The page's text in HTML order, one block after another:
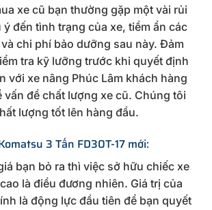
xe cũ bạn thường gặp một vài rủi
ý đến tình trạng của xe, tiềm ẩn các
chi phí bảo dưỡng sau này. Đảm
tra kỹ lưỡng trước khi quyết định
với xe nâng Phúc Lâm khách hàng
vấn đề chất lượng xe cũ. Chúng tôi
lượng tốt lên hàng đầu.
3 Tấn FD30T-17 mới:
bạn bỏ ra thì việc sở hữu chiếc xe
là điều đương nhiên. Giá trị của
là động lực đầu tiên để bạn quyết